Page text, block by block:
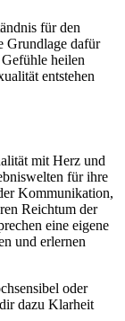
für den
Grundlage dafür
heilen
entstehen
mit Herz und
für ihre
Kommunikation,
Reichtum der
eine eigene
und erlernen
oder
dazu Klarheit